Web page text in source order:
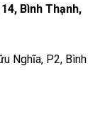
Bình Thạnh,
Nghĩa, P2, Bình